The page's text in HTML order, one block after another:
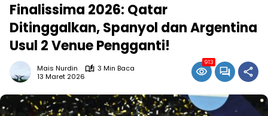
Finalissima 2026: Qatar
Ditinggalkan, Spanyol dan Argentina
Usul 2 Venue Pengganti!
Mais Nurdin
3 Min Baca
13 Maret 2026
913